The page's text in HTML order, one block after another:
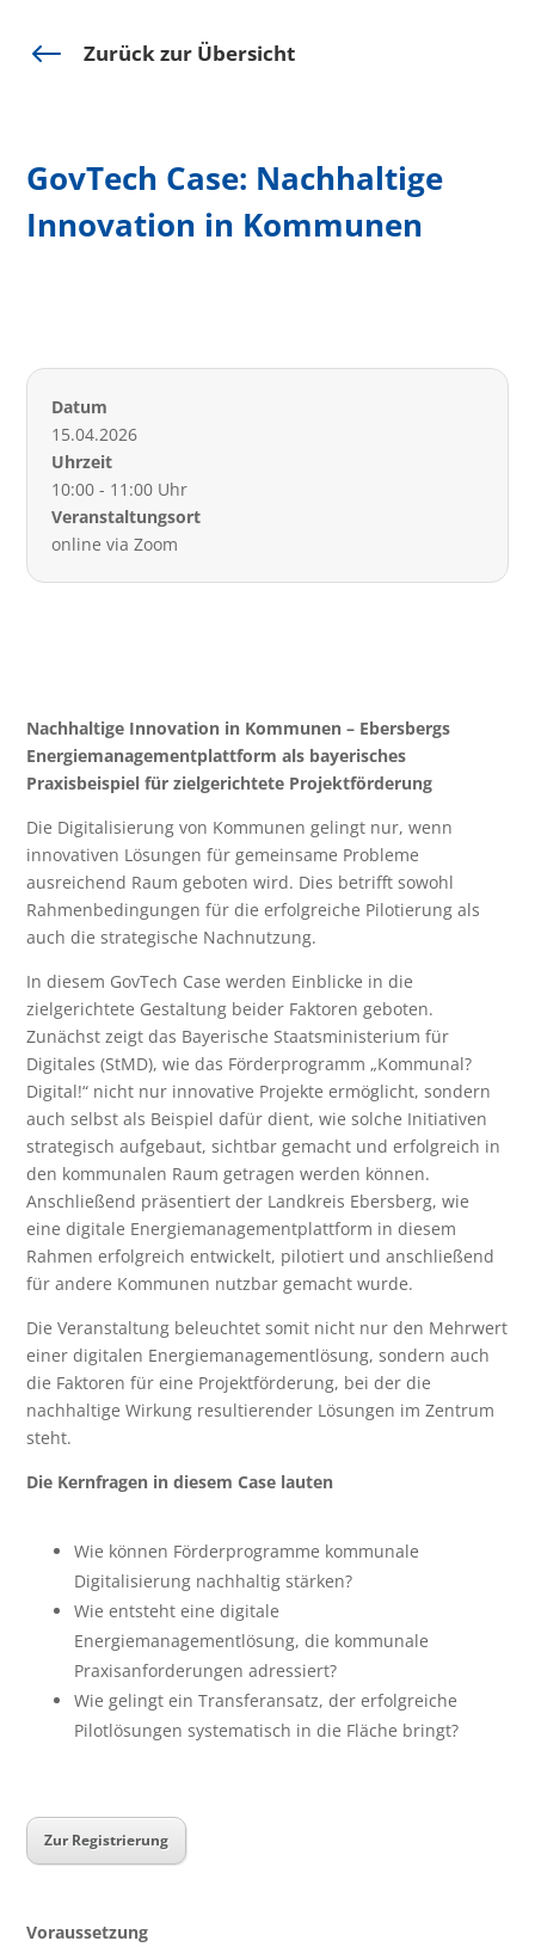
# Zurück zur Übersicht
GovTech Case: Nachhaltige
Innovation in Kommunen
Datum
15.04.2026
Uhrzeit
10:00 - 11:00 Uhr
Veranstaltungsort
online via Zoom
Nachhaltige Innovation in Kommunen – Ebersbergs
Energiemanagementplattform als bayerisches
Praxisbeispiel für zielgerichtete Projektförderung
Die Digitalisierung von Kommunen gelingt nur, wenn
innovativen Lösungen für gemeinsame Probleme
ausreichend Raum geboten wird. Dies betrifft sowohl
Rahmenbedingungen für die erfolgreiche Pilotierung als
auch die strategische Nachnutzung.
In diesem GovTech Case werden Einblicke in die
zielgerichtete Gestaltung beider Faktoren geboten.
Zunächst zeigt das Bayerische Staatsministerium für
Digitales (StMD), wie das Förderprogramm „Kommunal?
Digital!“ nicht nur innovative Projekte ermöglicht, sondern
auch selbst als Beispiel dafür dient, wie solche Initiativen
strategisch aufgebaut, sichtbar gemacht und erfolgreich in
den kommunalen Raum getragen werden können.
Anschließend präsentiert der Landkreis Ebersberg, wie
eine digitale Energiemanagementplattform in diesem
Rahmen erfolgreich entwickelt, pilotiert und anschließend
für andere Kommunen nutzbar gemacht wurde.
Die Veranstaltung beleuchtet somit nicht nur den Mehrwert
einer digitalen Energiemanagementlösung, sondern auch
die Faktoren für eine Projektförderung, bei der die
nachhaltige Wirkung resultierender Lösungen im Zentrum
steht.
Die Kernfragen in diesem Case lauten
Wie können Förderprogramme kommunale
Digitalisierung nachhaltig stärken?
Wie entsteht eine digitale
Energiemanagementlösung, die kommunale
Praxisanforderungen adressiert?
Wie gelingt ein Transferansatz, der erfolgreiche
Pilotlösungen systematisch in die Fläche bringt?
Zur Registrierung
Voraussetzung